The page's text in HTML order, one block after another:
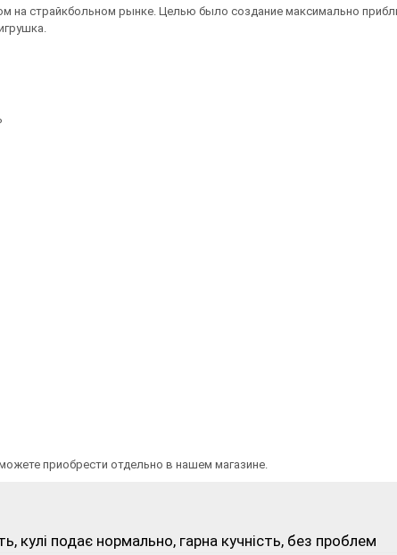
страйкбольном рынке. Целью было создание максимально
приобрести отдельно в нашем магазине.
кулі подає нормально, гарна кучність, без проблем